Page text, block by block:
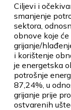
Ciljevi i
smanjenje
sektora,
obnove koje
grijanje/
i korištenje
je energetska
potrošnje
87,24%, u
grijanje prije
ostvarenih